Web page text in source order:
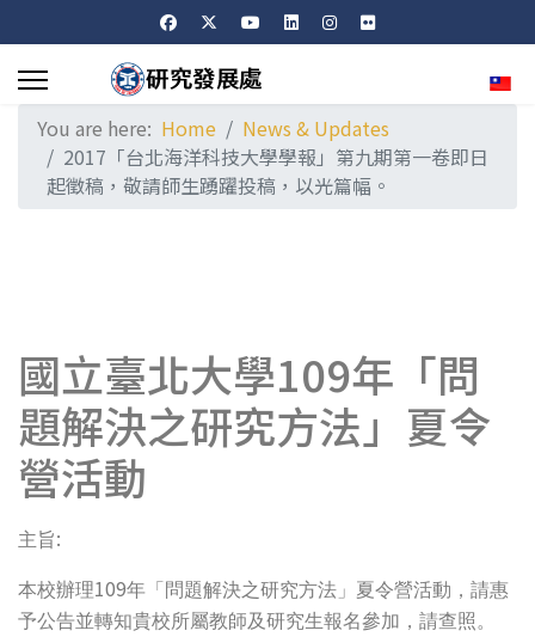
You are here: Home
News & Updates
2017「台北海洋科技大學學報」第九期第一卷即日
起徵稿，敬請師生踴躍投稿，以光篇幅。
國立臺北大學109年「問
題解決之研究方法」夏令
營活動
主旨:
本校辦理109年「問題解決之研究方法」夏令營活動，請惠
予公告並轉知貴校所屬教師及研究生報名參加，請查照。